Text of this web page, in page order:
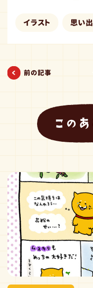
イラスト 思い出
前の記事